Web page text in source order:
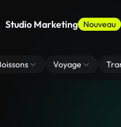
Studio Marketing Nouveau
Voyage